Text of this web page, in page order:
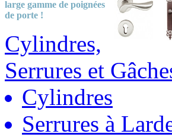
large gamme de poignées
de porte !
Cylindres,
Serrures et
Cylindres
Serrures à